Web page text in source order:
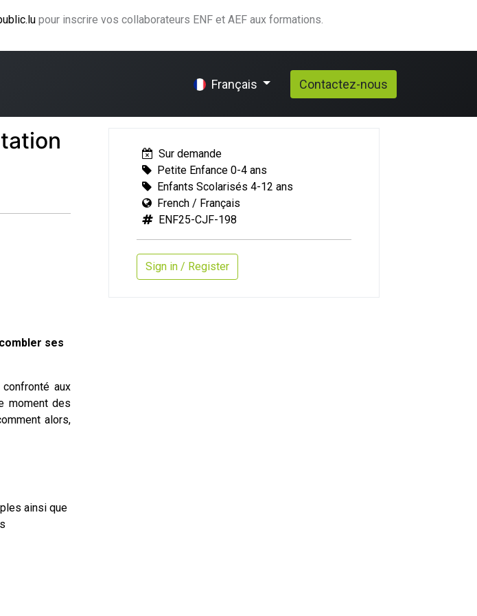
pour inscrire vos collaborateurs ENF et AEF aux formations.
Français Contactez-nous
ses
aux
moment des
alors,
ainsi que
Sur demande
Petite Enfance 0-4 ans
Enfants Scolarisés 4-12 ans
French / Français
ENF25-CJF-198
Sign in / Register